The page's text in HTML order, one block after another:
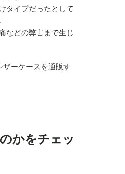
タイプだったとして
などの弊害まで生じ
ザーケースを通販す
かをチェッ